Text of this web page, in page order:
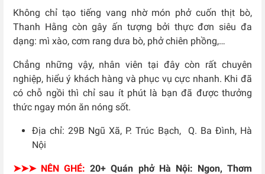
Không chỉ tạo tiếng vang nhờ món phở cuốn thịt bò,
Thanh Hằng còn gây ấn tượng bởi thực đơn siêu đa
dạng: mì xào, cơm rang dưa bò, phở chiên phồng,…
Chẳng những vậy, nhân viên tại đây còn rất chuyên
nghiệp, hiểu ý khách hàng và phục vụ cực nhanh. Khi đã
có chỗ ngồi thì chỉ sau ít phút là bạn đã được thưởng
thức ngay món ăn nóng sốt.
Địa chỉ: 29B Ngũ Xã, P. Trúc Bạch, Q. Ba Đình, Hà
Nội
➤➤➤ NÊN GHÉ: 20+ Quán phở Hà Nội: Ngon, Thơm